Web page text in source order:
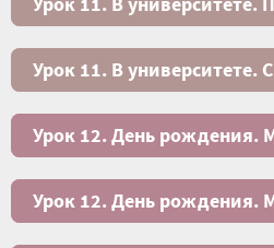
Урок 11. В университете.
Урок 12. День рождения.
Урок 12. День рождения.